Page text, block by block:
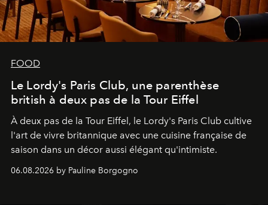
FOOD
Le Lordy's Paris Club, une parenthèse
british à deux pas de la Tour Eiffel
À deux pas de la Tour Eiffel, le Lordy's Paris Club cultive
l'art de vivre britannique avec une cuisine française de
saison dans un décor aussi élégant qu'intimiste.
06.08.2026 by Pauline Borgogno